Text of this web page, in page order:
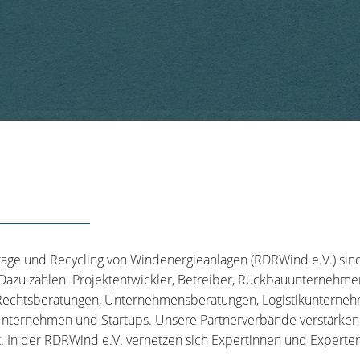
und Recycling von Windenergieanlagen (RDRWind e.V.)
zählen Projektentwickler, Betreiber,
Unternehmensberatungen,
und Startups. Unsere Partnerverbände
der RDRWind e.V. vernetzen sich Expertinnen und